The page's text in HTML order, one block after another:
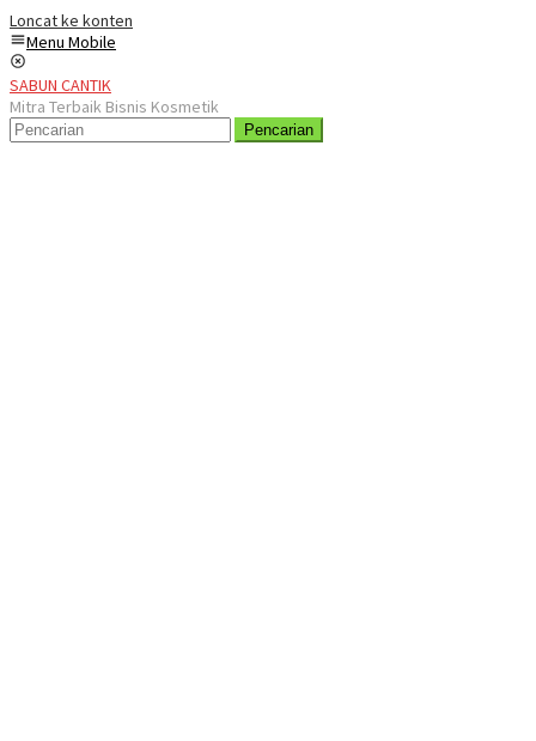
Loncat ke konten
Menu Mobile
SABUN CANTIK
Mitra Terbaik Bisnis Kosmetik
Pencarian